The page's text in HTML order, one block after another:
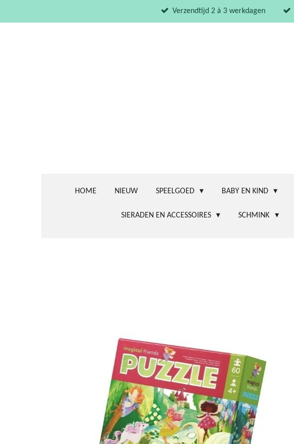
direct
Verzendtijd 2 á 3 werkdagen
HOME NIEUW SPEELGOED BABY EN KIND
SIERADEN EN ACCESSOIRES SCHMINK